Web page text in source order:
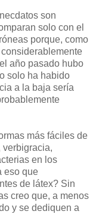
son
solo con el
porque, como
año pasado hubo
solo ha habido
a la baja sería
más fáciles de
verbigracia,
en los
eso que
de látex? Sin
creo que, a menos
y se dediquen a